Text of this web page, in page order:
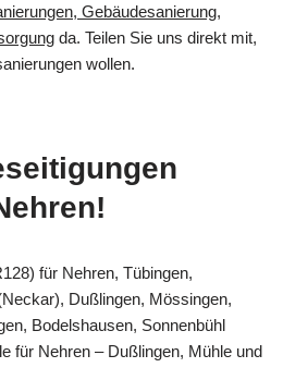
Gebäudesanierung,
da. Teilen Sie uns direkt mit,
wollen.
für Nehren, Tübingen,
Dußlingen, Mössingen,
Bodelshausen, Sonnenbühl
für Nehren – Dußlingen, Mühle und